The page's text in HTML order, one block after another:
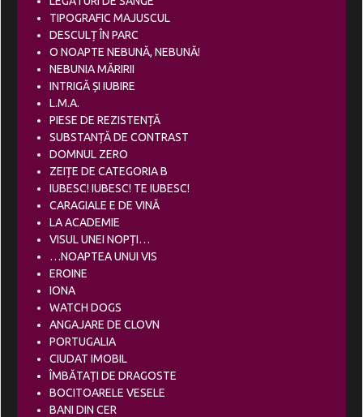
TIPOGRAFIC MAJUSCUL
DESCULȚ ÎN PARC
O NOAPTE NEBUNĂ, NEBUNĂ!
NEBUNIA MĂRIRII
INTRIGĂ ȘI IUBIRE
L.M.A.
PIESE DE REZISTENȚĂ
SUBSTANȚĂ DE CONTRAST
DOMNUL ZERO
ZEIȚE DE CATEGORIA B
IUBESC! IUBESC! TE IUBESC!
CARAGIALE E DE VINĂ
LA ACADEMIE
VISUL UNEI NOPȚI…
…NOAPTEA UNUI VIS
EROINE
IONA
WATCH DOGS
ANGAJARE DE CLOVN
PORTUGALIA
CIUDAT IMOBIL
ÎMBĂTAȚI DE DRAGOSTE
BOCITOARELE VESELE
BANI DIN CER